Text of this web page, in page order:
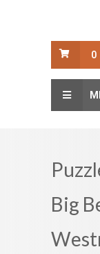
0
Big